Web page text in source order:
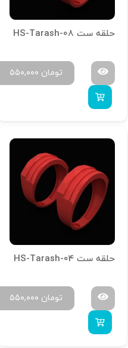
حلقه ست HS-Tarash-08
۵۵۰,۰۰۰ تومان
حلقه ست HS-Tarash-04
۵۵۰,۰۰۰ تومان